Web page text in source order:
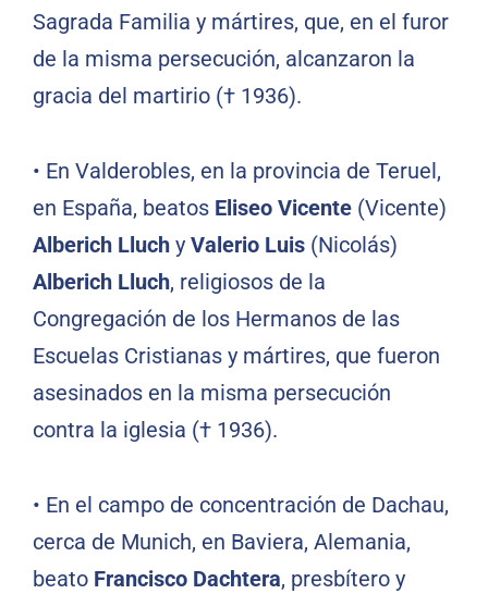
Sagrada Familia y mártires, que, en el furor
de la misma persecución, alcanzaron la
gracia del martirio († 1936).
• En Valderobles, en la provincia de Teruel,
en España, beatos Eliseo Vicente (Vicente)
Alberich Lluch y Valerio Luis (Nicolás)
Alberich Lluch, religiosos de la
Congregación de los Hermanos de las
Escuelas Cristianas y mártires, que fueron
asesinados en la misma persecución
contra la iglesia († 1936).
• En el campo de concentración de Dachau,
cerca de Munich, en Baviera, Alemania,
beato Francisco Dachtera, presbítero y